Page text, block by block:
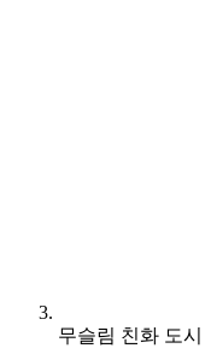
무슬림 친화 도시